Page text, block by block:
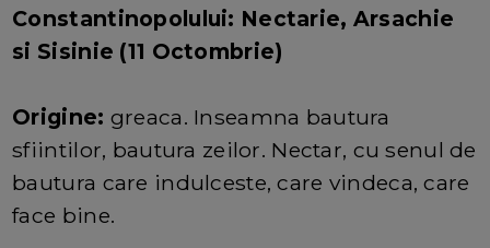
Constantinopolului: Nectarie, Arsachie
si Sisinie (11 Octombrie)
Origine: greaca. Inseamna bautura
sfiintilor, bautura zeilor. Nectar, cu senul de
bautura care indulceste, care vindeca, care
face bine.